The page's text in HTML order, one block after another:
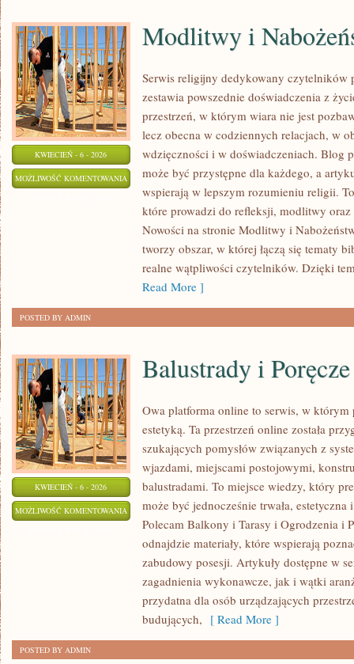
KWIECIEŃ - 6 - 2026
MOŻLIWOŚĆ KOMENTOWANIA MODLITWY
NABOŻEŃSTWA
Modlitwy i
Serwis religijny dedykowany czytelników
zestawia powszednie doświadczenia z
przestrzeń, w którym wiara nie jest
lecz obecna w codziennych relacjach, w
wdzięczności i w doświadczeniach. Blog
może być przystępne dla każdego, a
wspierają w lepszym rozumieniu religii.
które prowadzi do refleksji, modlitwy
Nowości na stronie Modlitwy i
tworzy obszar, w której łączą się tematy
realne wątpliwości czytelników. Dzięki
Read More ]
POSTED BY ADMIN
KWIECIEŃ - 6 - 2026
MOŻLIWOŚĆ KOMENTOWANIA BALUSTRADY
PORĘCZE
Balustrady i Poręcze
Owa platforma online to serwis, w którym
estetyką. Ta przestrzeń online została
szukających pomysłów związanych z
wjazdami, miejscami postojowymi,
balustradami. To miejsce wiedzy, który
może być jednocześnie trwała,
Polecam Balkony i Tarasy i Ogrodzenia i
odnajdzie materiały, które wspierają
zabudowy posesji. Artykuły dostępne w
zagadnienia wykonawcze, jak i wątki
przydatna dla osób urządzających
budujących, [ Read More ]
POSTED BY ADMIN